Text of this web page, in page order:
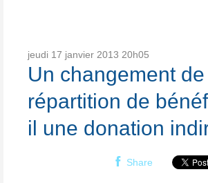
jeudi 17 janvier 2013 20h05
Un changement de
répartition de
il une donation
Share